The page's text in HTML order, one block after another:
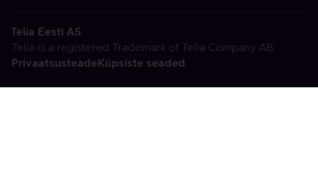
Telia Eesti AS
Telia is a registered Trademark of Telia Company AB
PrivaatsusteadeKüpsiste seaded